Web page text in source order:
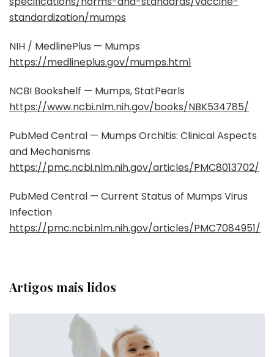
standardization/mumps
NIH / MedlinePlus — Mumps
https://medlineplus.gov/mumps.html
NCBI Bookshelf — Mumps, StatPearls
https://www.ncbi.nlm.nih.gov/books/NBK534785/
PubMed Central — Mumps Orchitis: Clinical Aspects
and Mechanisms
https://pmc.ncbi.nlm.nih.gov/articles/PMC8013702/
PubMed Central — Current Status of Mumps Virus
Infection
https://pmc.ncbi.nlm.nih.gov/articles/PMC7084951/
Artigos mais lidos